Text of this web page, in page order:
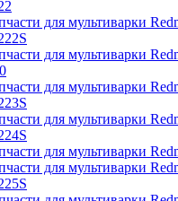
для мультиварки
для мультиварки
для мультиварки
для мультиварки
для мультиварки
для мультиварки